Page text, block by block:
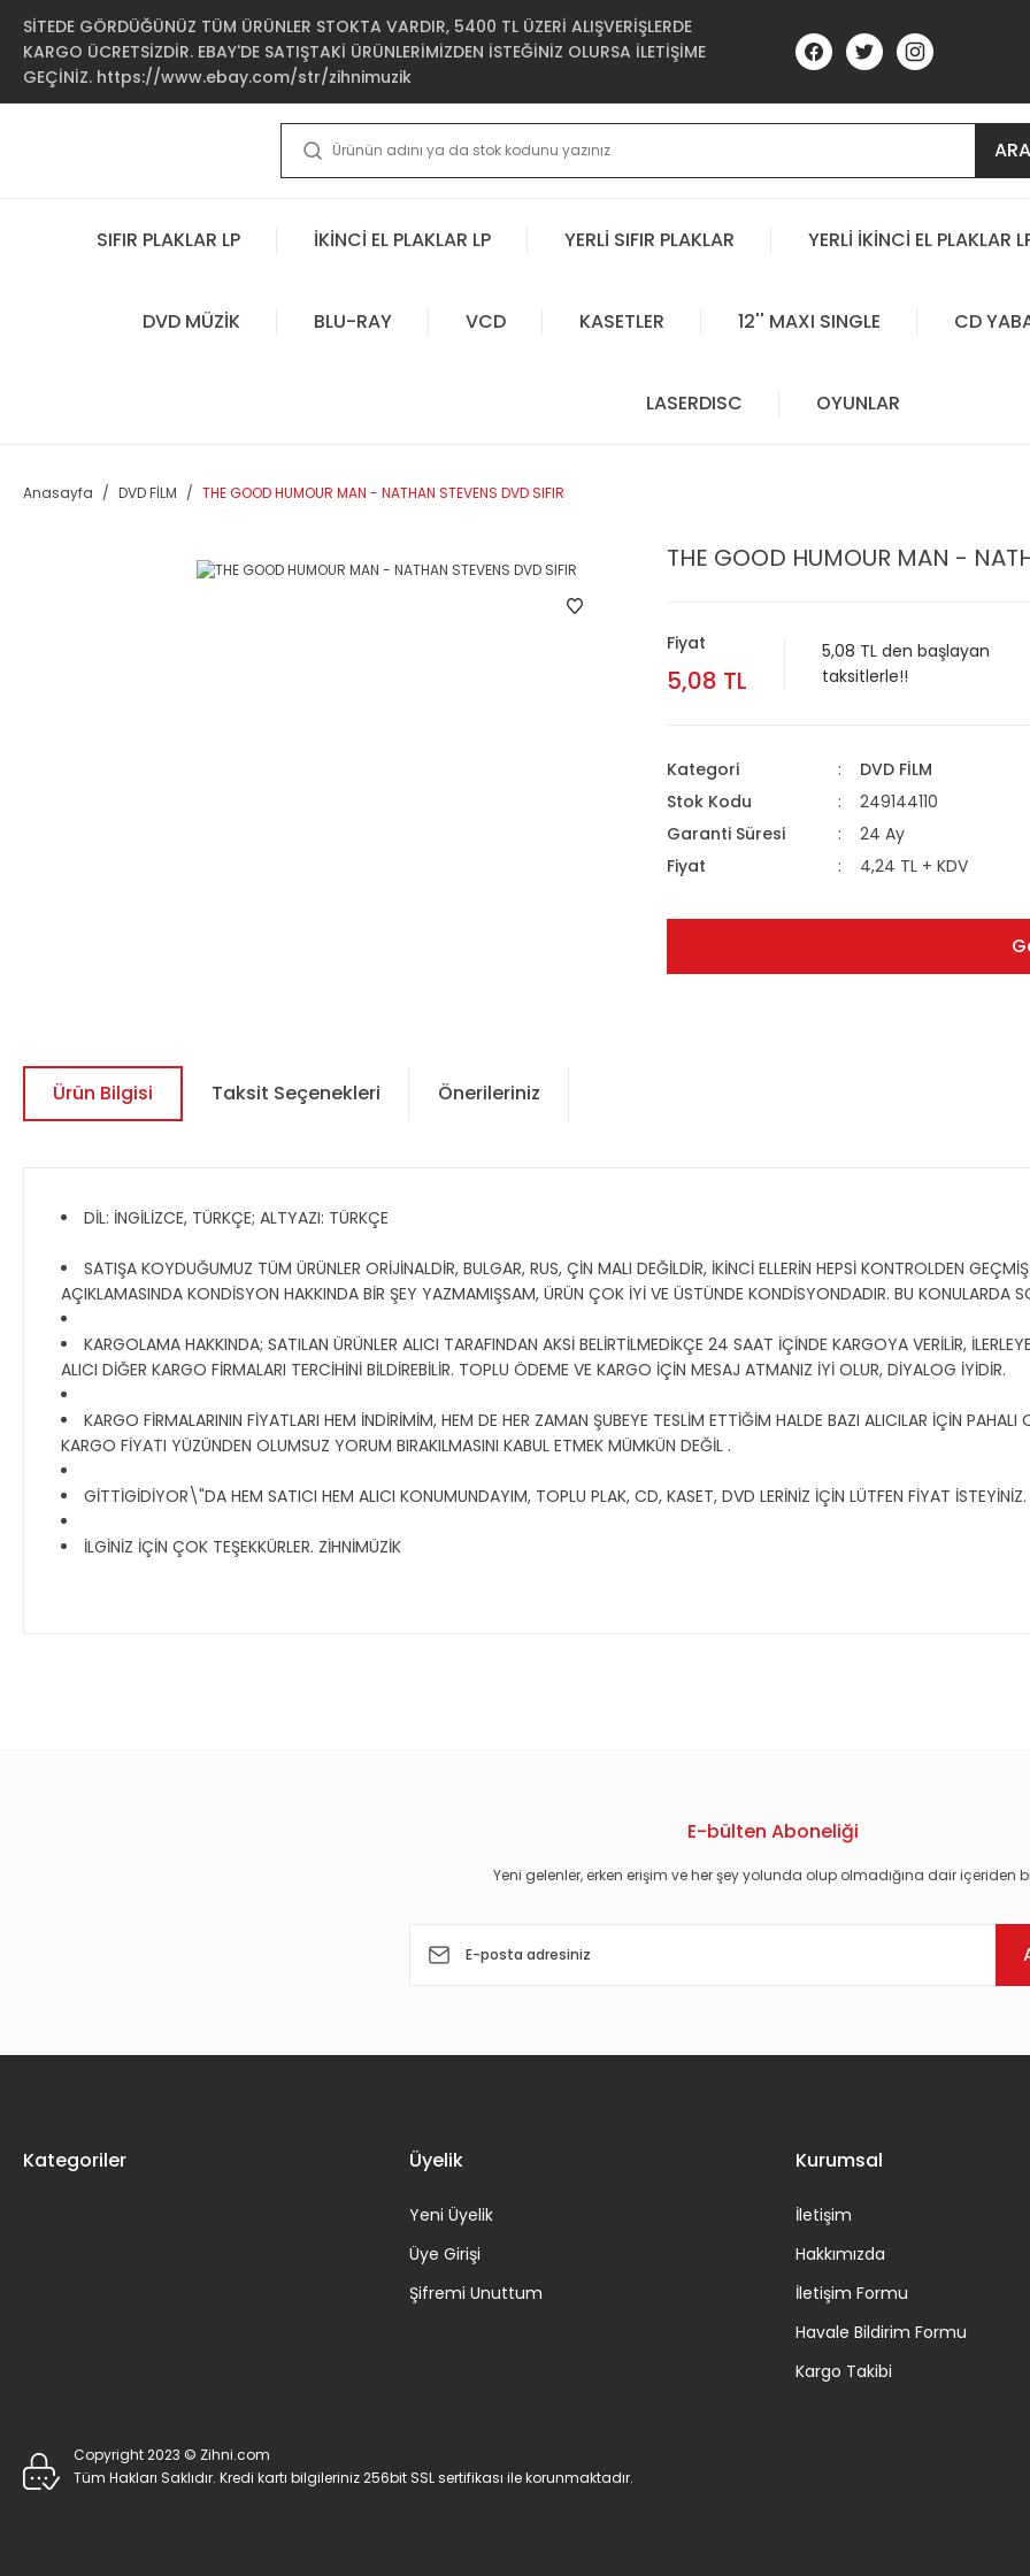
SİTEDE GÖRDÜĞÜNÜZ TÜM ÜRÜNLER STOKTA VARDIR, 5400 TL ÜZERİ ALIŞVERİŞLERDE
KARGO ÜCRETSİZDİR. EBAY'DE SATIŞTAKİ ÜRÜNLERİMİZDEN İSTEĞİNİZ OLURSA İLETİŞİME
GEÇİNİZ. https://www.ebay.com/str/zihnimuzik
ARA
SIFIR PLAKLAR LP İKİNCİ EL PLAKLAR LP YERLİ SIFIR PLAKLAR YERLİ İKİNCİ EL PLAKLAR
DVD MÜZİK BLU-RAY VCD KASETLER 12'' MAXI SINGLE CD
LASERDISC OYUNLAR
Anasayfa DVD FİLM THE GOOD HUMOUR MAN - NATHAN STEVENS DVD SIFIR
THE GOOD HUMOUR MAN -
Fiyat
5,08 TL
5,08 TL den başlayan
taksitlerle!!
Kategori
DVD FİLM
Stok Kodu
249144110
Garanti Süresi
24 Ay
Fiyat
4,24 TL + KDV
Ürün Bilgisi Taksit Seçenekleri Önerileriniz
DİL: İNGİLİZCE, TÜRKÇE; ALTYAZI: TÜRKÇE
SATIŞA KOYDUĞUMUZ TÜM ÜRÜNLER ORİJİNALDİR, BULGAR, RUS, ÇİN MALI DEĞİLDİR, İKİNCİ ELLERİN HEPSİ KONTROLDEN
AÇIKLAMASINDA KONDİSYON HAKKINDA BİR ŞEY YAZMAMIŞSAM, ÜRÜN ÇOK İYİ VE ÜSTÜNDE KONDİSYONDADIR. BU KONULARDA
KARGOLAMA HAKKINDA; SATILAN ÜRÜNLER ALICI TARAFINDAN AKSİ BELİRTİLMEDİKÇE 24 SAAT İÇİNDE KARGOYA VERİLİR,
ALICI DİĞER KARGO FİRMALARI TERCİHİNİ BİLDİREBİLİR. TOPLU ÖDEME VE KARGO İÇİN MESAJ ATMANIZ İYİ OLUR, DİYALOG İYİDİR.
KARGO FİRMALARININ FİYATLARI HEM İNDİRİMİM, HEM DE HER ZAMAN ŞUBEYE TESLİM ETTİĞİM HALDE BAZI ALICILAR İÇİN
KARGO FİYATI YÜZÜNDEN OLUMSUZ YORUM BIRAKILMASINI KABUL ETMEK MÜMKÜN DEĞİL .
GİTTİGİDİYOR\"DA HEM SATICI HEM ALICI KONUMUNDAYIM, TOPLU PLAK, CD, KASET, DVD LERİNİZ İÇİN LÜTFEN FİYAT İSTEYİNİZ.
İLGİNİZ İÇİN ÇOK TEŞEKKÜRLER. ZİHNİMÜZİK
E-bülten Aboneliği
Yeni gelenler, erken erişim ve her şey yolunda olup olmadığına dair içeriden
Kategoriler Üyelik
Yeni Üyelik
Üye Girişi
Şifremi Unuttum
Kurumsal
İletişim
Hakkımızda
İletişim Formu
Havale Bildirim Formu
Kargo Takibi
Copyright 2023 © Zihni.com
Tüm Hakları Saklıdır. Kredi kartı bilgileriniz 256bit SSL sertifikası ile korunmaktadır.